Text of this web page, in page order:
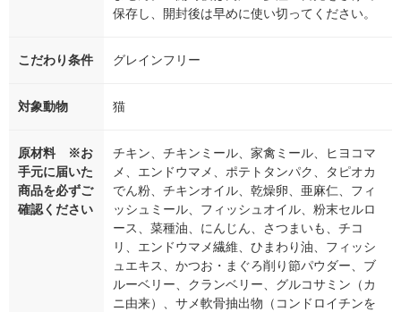
保存し、開封後は早めに使い切ってください。
こだわり条件 グレインフリー
対象動物 猫
原材料 ※お
手元に届いた
商品を必ずご
確認ください
チキン、チキンミール、家禽ミール、ヒヨコマ
メ、エンドウマメ、ポテトタンパク、タピオカ
でん粉、チキンオイル、乾燥卵、亜麻仁、フィ
ッシュミール、フィッシュオイル、粉末セルロ
ース、菜種油、にんじん、さつまいも、チコ
リ、エンドウマメ繊維、ひまわり油、フィッシ
ュエキス、かつお・まぐろ削り節パウダー、ブ
ルーベリー、クランベリー、グルコサミン（カ
ニ由来）、サメ軟骨抽出物（コンドロイチンを